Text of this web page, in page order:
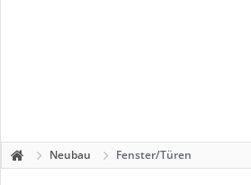
Neubau Fenster/Türen